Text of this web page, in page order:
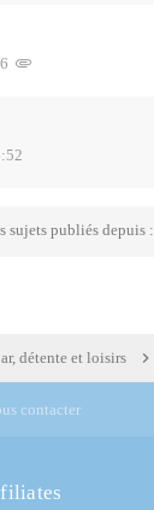
sujets publiés depuis :
détente et loisirs
contacter